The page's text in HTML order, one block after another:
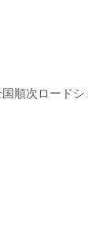
順次ロードシ